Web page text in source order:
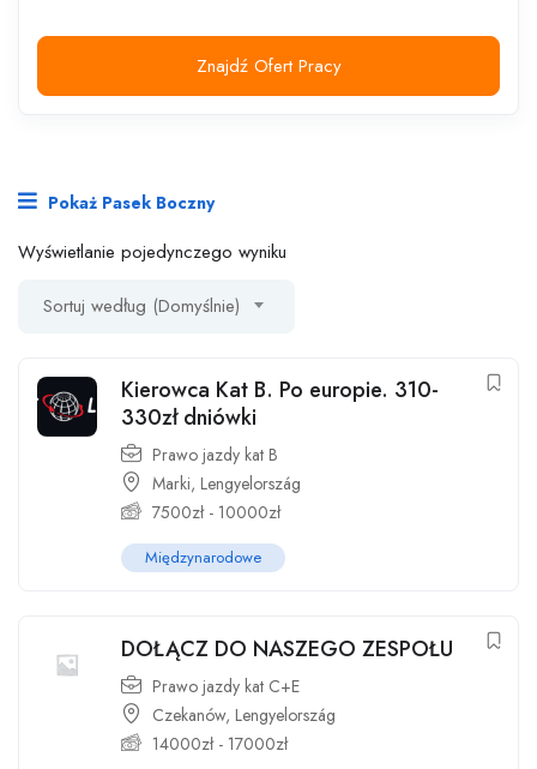
Znajdź Ofert Pracy
Pokaż Pasek Boczny
Wyświetlanie pojedynczego wyniku
Sortuj według (Domyślnie)
Kierowca Kat B. Po europie. 310-
330zł dniówki
Prawo jazdy kat B
Marki, Lengyelország
7500zł- 10000zł
Międzynarodowe
DOŁĄCZ DO NASZEGO ZESPOŁU
Prawo jazdy kat C+E
Czekanów, Lengyelország
14000zł- 17000zł